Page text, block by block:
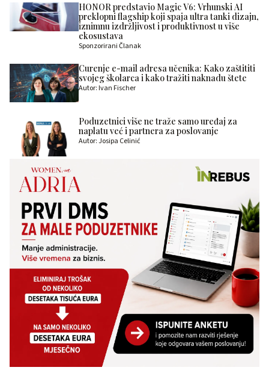
HONOR predstavio Magic V6: Vrhunski AI
preklopni flagship koji spaja ultra tanki dizajn,
iznimnu izdržljivost i produktivnost u više
ekosustava
Sponzorirani Članak
Curenje e-mail adresa učenika: Kako zaštititi
svojeg školarca i kako tražiti naknadu štete
Autor: Ivan Fischer
Poduzetnici više ne traže samo uređaj za
naplatu već i partnera za poslovanje
Autor: Josipa Celinić